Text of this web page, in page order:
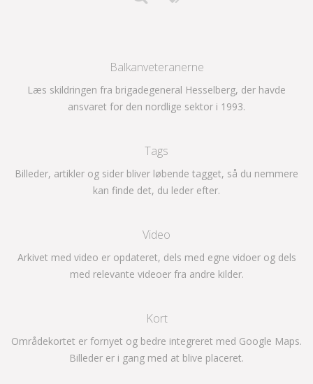
Balkanveteranerne
Læs skildringen fra brigadegeneral Hesselberg, der havde
ansvaret for den nordlige sektor i 1993.
Tags
Billeder, artikler og sider bliver løbende tagget, så du nemmere
kan finde det, du leder efter.
Video
Arkivet med video er opdateret, dels med egne vidoer og dels
med relevante videoer fra andre kilder.
Kort
Områdekortet er fornyet og bedre integreret med Google Maps.
Billeder er i gang med at blive placeret.